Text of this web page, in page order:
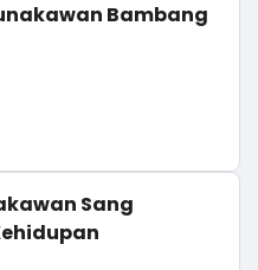
Bambang
Sang